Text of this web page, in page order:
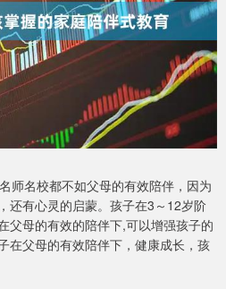
师名校都不如父母的有效陪伴，因为
还有心灵的启蒙。孩子在3～12岁阶
父母的有效的陪伴下,可以增强孩子的
在父母的有效陪伴下，健康成长，孩